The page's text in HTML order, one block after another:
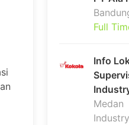
Full
Info
Medan
Industry